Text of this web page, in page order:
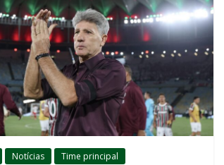
Notícias Time principal